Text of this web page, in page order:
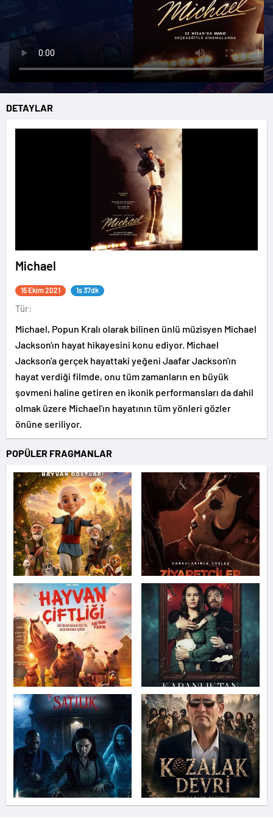
DETAYLAR
Michael
15 Ekim 2021 1s 37dk
Tür:
Michael, Popun Kralı olarak bilinen ünlü müzisyen Michael
Jackson'ın hayat hikayesini konu ediyor. Michael
Jackson'a gerçek hayattaki yeğeni Jaafar Jackson'ın
hayat verdiği filmde, onu tüm zamanların en büyük
şovmeni haline getiren en ikonik performansları da dahil
olmak üzere Michael'ın hayatının tüm yönleri gözler
önüne seriliyor.
POPÜLER FRAGMANLAR